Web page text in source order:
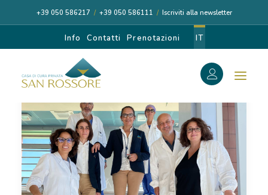
+39 050 586217 / +39 050 586111 / Iscriviti alla newsletter
Info Contatti Prenotazioni IT
Search
for: